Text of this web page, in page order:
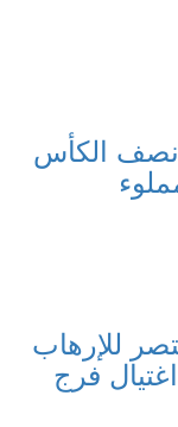
الكأس
للإرهاب
فرج